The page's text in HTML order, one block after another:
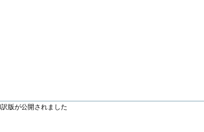
版が公開されました